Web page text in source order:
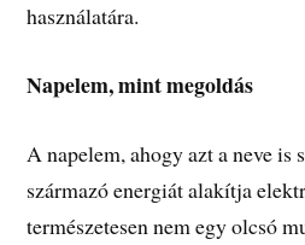
használatára.
Napelem, mint megoldás
A napelem, ahogy azt a neve is
származó energiát alakítja
természetesen nem egy olcsó